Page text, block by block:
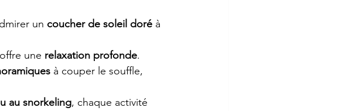
un coucher de soleil doré à
une relaxation profonde.
à couper le souffle,
au snorkeling, chaque activité